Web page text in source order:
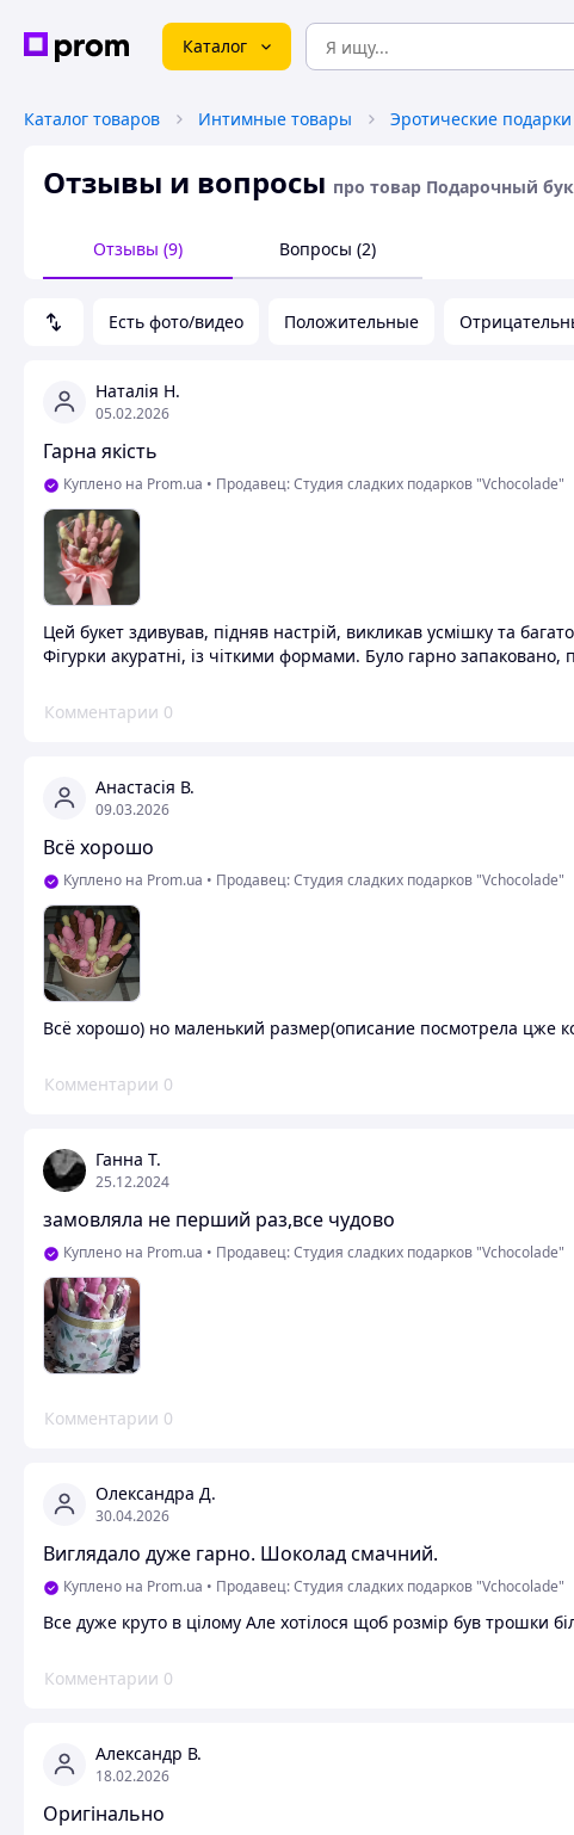
Каталог
Каталог товаров Интимные товары Эротические подарки
Отзывы и вопросы про товар Подарочный
Отзывы (9) Вопросы (2)
Есть фото/видео Положительные
Наталія Н.
05.02.2026
Гарна якість
Куплено на Prom.ua • Продавец: Студия сладких подарков "Vchocolade"
Цей букет здивував, підняв настрій, викликав усмішку та
Фігурки акуратні, із чіткими формами. Було гарно
Комментарии 0
Анастасія В.
09.03.2026
Всё хорошо
Куплено на Prom.ua • Продавец: Студия сладких подарков "Vchocolade"
Всё хорошо) но маленький размер(описание посмотрела цже
Комментарии 0
Ганна Т.
25.12.2024
замовляла не перший раз,все чудово
Куплено на Prom.ua • Продавец: Студия сладких подарков "Vchocolade"
Комментарии 0
Олександра Д.
30.04.2026
Виглядало дуже гарно. Шоколад смачний.
Куплено на Prom.ua • Продавец: Студия сладких подарков "Vchocolade"
Все дуже круто в цілому Але хотілося щоб розмір був трошки
Комментарии 0
Александр В.
18.02.2026
Оригінально